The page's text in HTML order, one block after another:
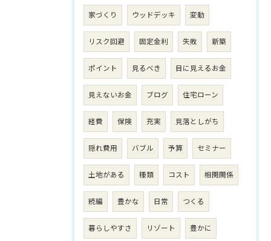
家づくり ウッドデッキ 変動
リスク回避 固定金利 失敗 新築
ポイント 見るべき 目に見えるお金
見えないお金 ブログ 住宅ローン
経費 保険 充実 見落としがち
隠れ費用 バブル 予算 セミナー
土地がある 種類 コスト 相関関係
続編 豊かな 日常 つくる
暮らしやすさ リゾート 豊かに